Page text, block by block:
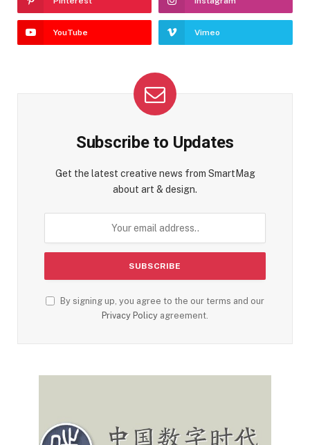
YouTube Vimeo
Subscribe to Updates
Get the latest creative news from SmartMag
about art & design.
By signing up, you agree to the our terms and our
Privacy Policy agreement.